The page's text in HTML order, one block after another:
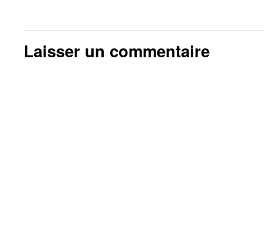
Laisser un commentaire